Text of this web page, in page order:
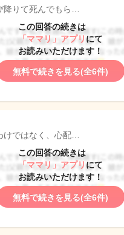
降りて死んでもら…
この回答の続きは
「ママリ」アプリ にて
お読みいただけます！
無料で続きを見る(全6件)
けではなく、心配…
この回答の続きは
「ママリ」アプリ にて
お読みいただけます！
無料で続きを見る(全6件)